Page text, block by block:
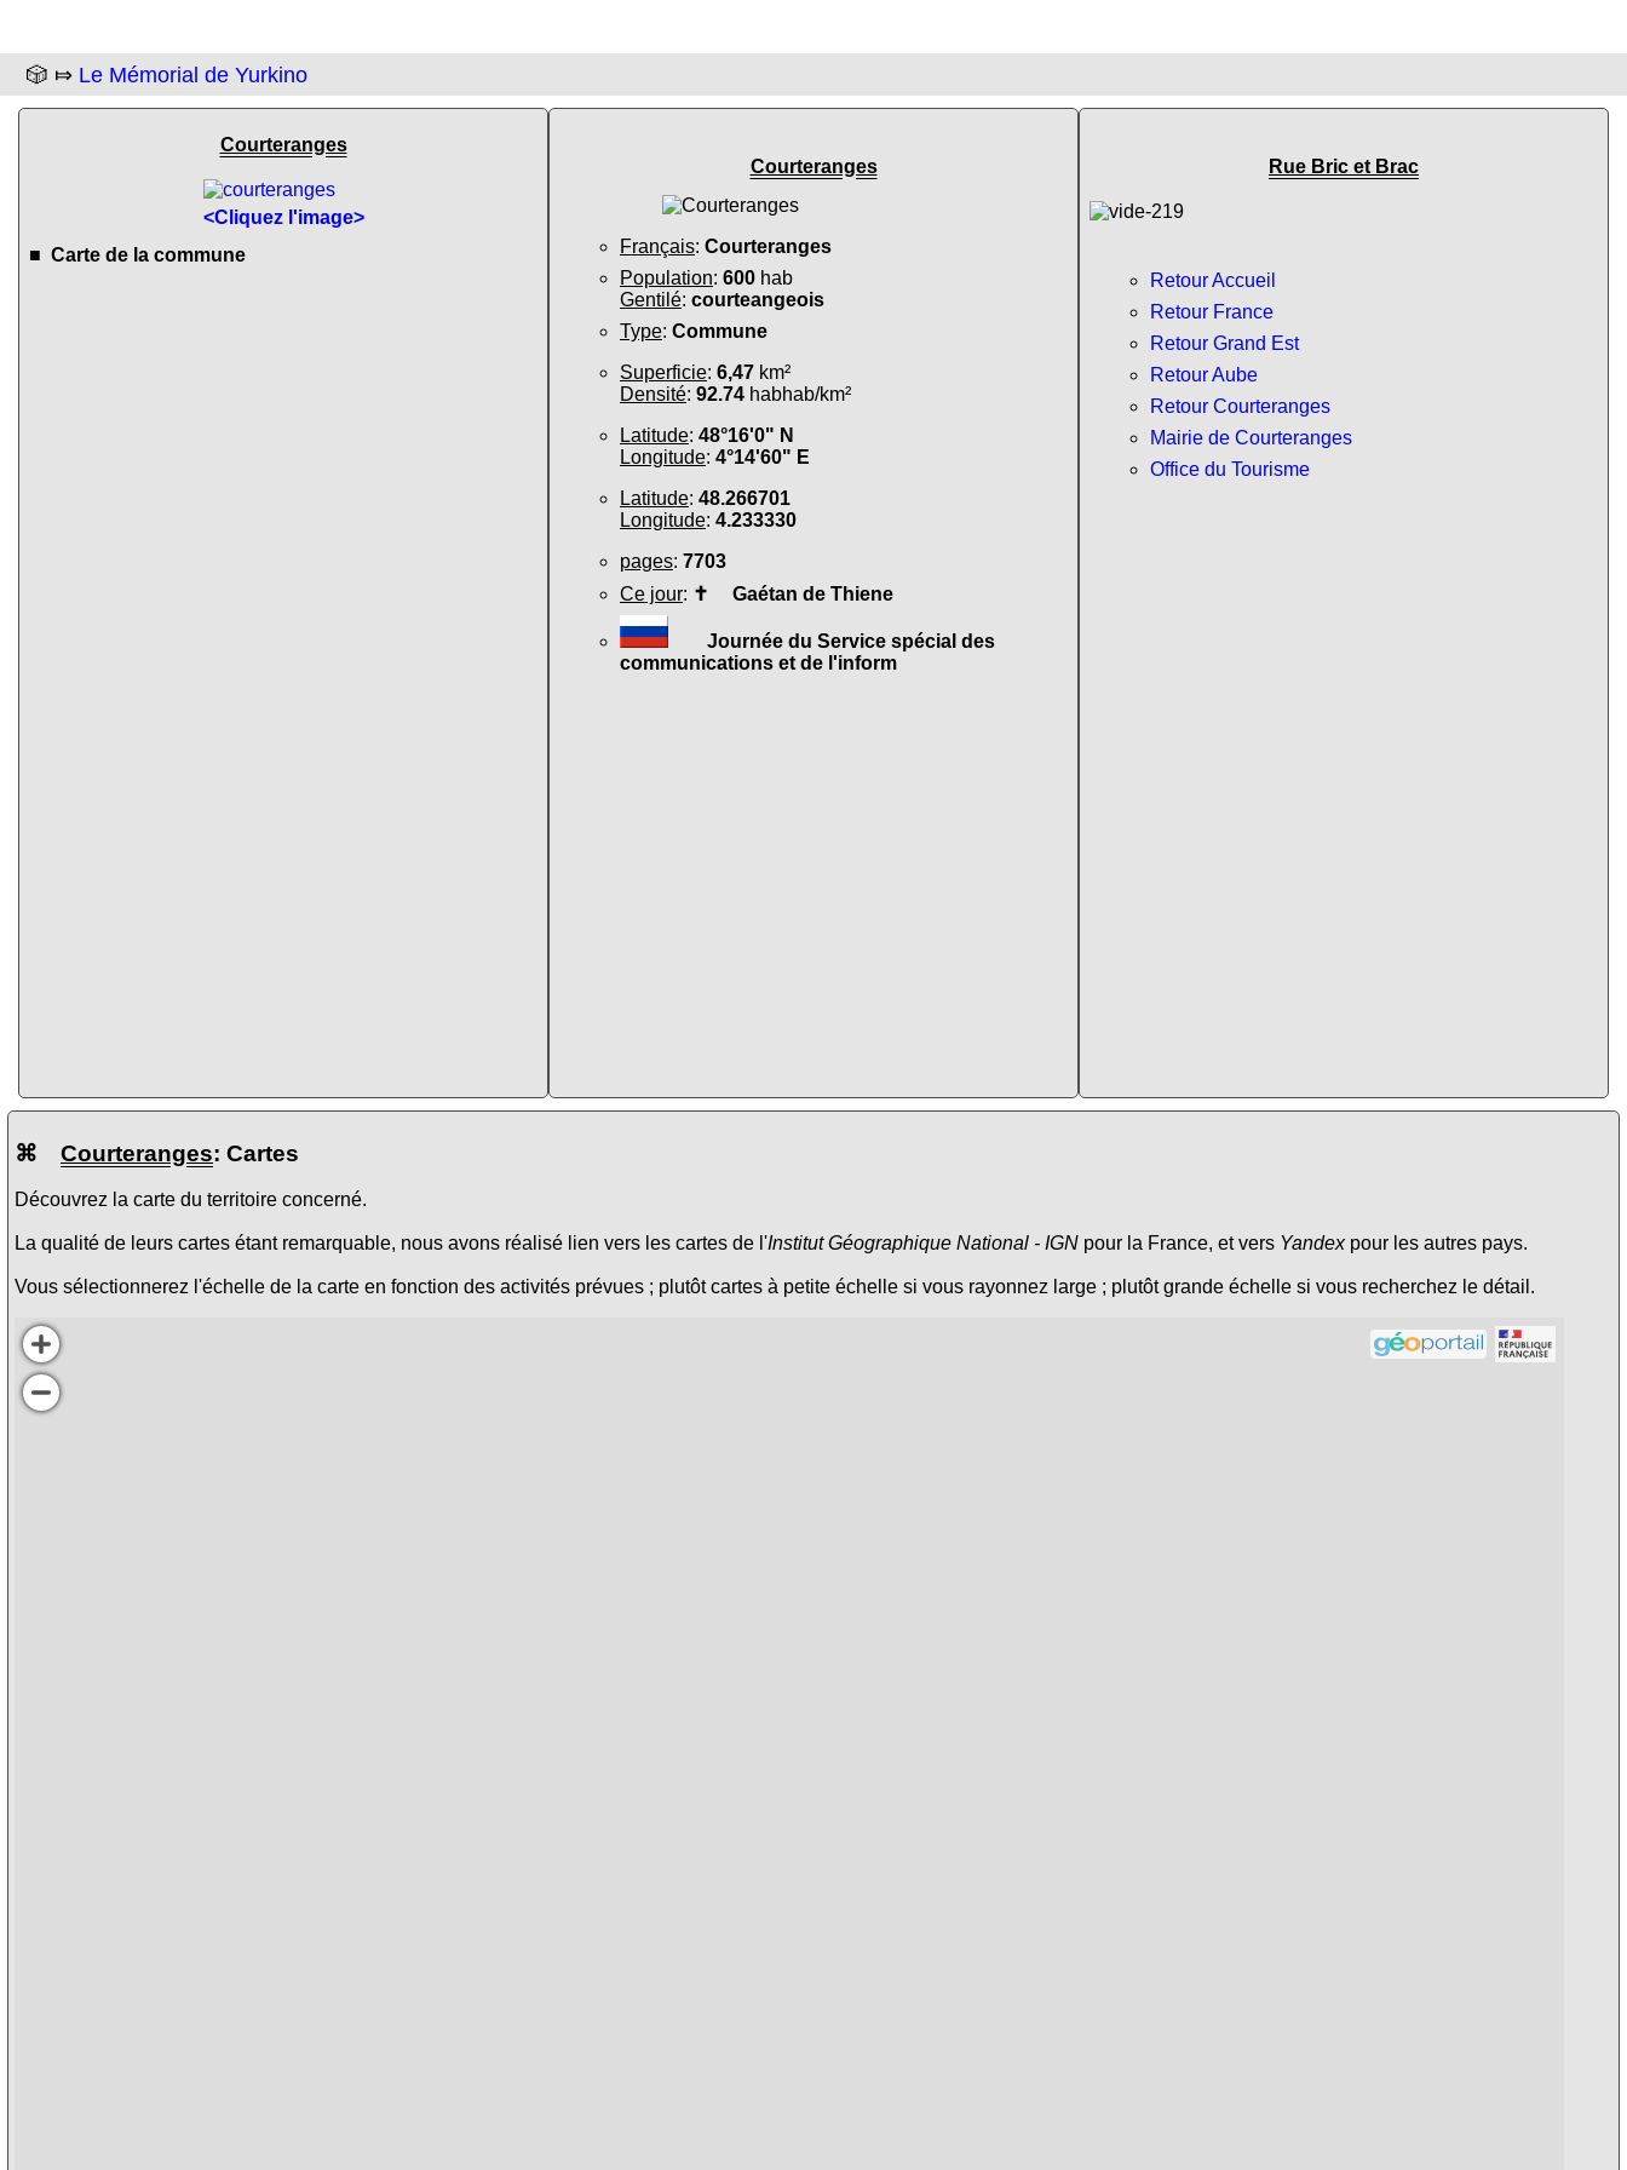
🎲 ⤇ Le Mémorial de Yurkino
Courteranges
<Cliquez l'image>
■ Carte de la commune
Courteranges
Français: Courteranges
Population: 600 hab
Gentilé: courteangeois
Type: Commune
Superficie: 6,47 km²
Densité: 92.74 habhab/km²
Latitude: 48°16'0" N
Longitude: 4°14'60" E
Latitude: 48.266701
Longitude: 4.233330
pages: 7703
Ce jour: ✝ Gaétan de Thiene
Journée du Service spécial des
communications et de l'inform
Rue Bric et Brac
Retour Accueil
Retour France
Retour Grand Est
Retour Aube
Retour Courteranges
Mairie de Courteranges
Office du Tourisme
⌘ Courteranges: Cartes
Découvrez la carte du territoire concerné.
La qualité de leurs cartes étant remarquable, nous avons réalisé lien vers les cartes de l'Institut Géographique National - IGN pour la France, et vers Yandexpour les autres pays.
Vous sélectionnerez l'échelle de la carte en fonction des activités prévues ; plutôt cartes à petite échelle si vous rayonnez large ; plutôt grande échelle si vous recherchez le détail.